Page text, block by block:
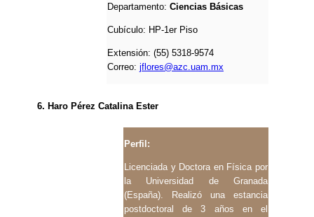
Departamento: Ciencias Básicas
Cubículo: HP-1er Piso
Extensión: (55) 5318-9574
Correo: jflores@azc.uam.mx
6. Haro Pérez Catalina Ester
Perfil:
Licenciada y Doctora en Física por
la Universidad de Granada
(España). Realizó una estancia
postdoctoral de 3 años en el